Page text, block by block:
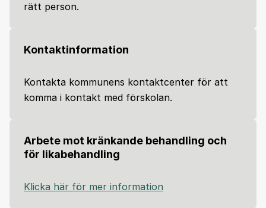
rätt person.
Kontaktinformation
Kontakta kommunens kontaktcenter för att
komma i kontakt med förskolan.
Arbete mot kränkande behandling och
för likabehandling
Klicka här för mer information